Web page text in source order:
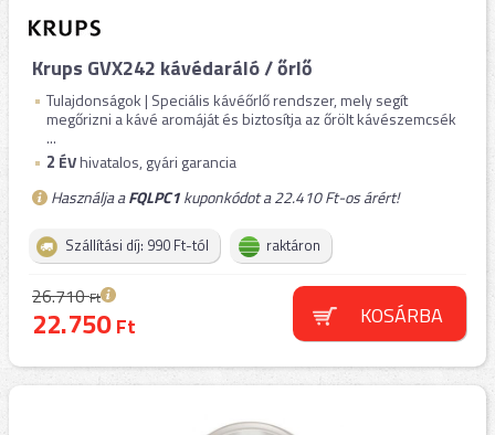
Krups GVX242 kávédaráló / őrlő
Tulajdonságok | Speciális kávéőrlő rendszer, mely segít
megőrizni a kávé aromáját és biztosítja az őrölt kávészemcsék
...
2 ÉVhivatalos, gyári garancia
Használja aFQLPC1kuponkódot a 22.410 Ft-os árért!
Szállítási díj: 990 Ft-tól raktáron
26.710Ft
22.750Ft KOSÁRBA